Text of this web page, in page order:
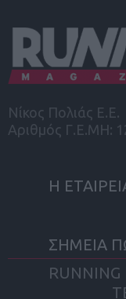
Νίκος Πολιάς Ε.Ε.
Αριθμός Γ.Ε.ΜΗ:
Η
ΣΗΜΕΙΑ
RUNNING